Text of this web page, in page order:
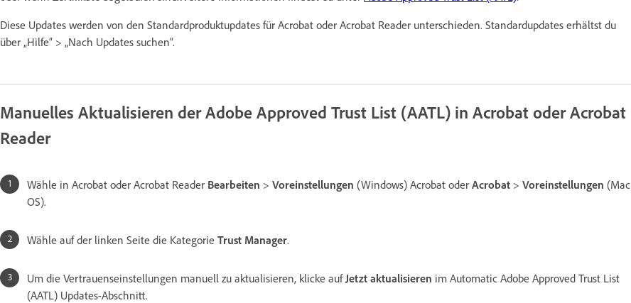
Diese Updates werden von den Standardproduktupdates für Acrobat oder Acrobat Reader unterschieden. Standardupdates erhältst du
über „Hilfe“ > „Nach Updates suchen“.
Manuelles Aktualisieren der Adobe Approved Trust List (AATL) in Acrobat oder Acrobat
Reader
Wähle in Acrobat oder Acrobat Reader Bearbeiten > Voreinstellungen (Windows) Acrobat oder Acrobat > Voreinstellungen (Mac
OS).
Wähle auf der linken Seite die Kategorie Trust Manager.
Um die Vertrauenseinstellungen manuell zu aktualisieren, klicke auf Jetzt aktualisieren im Automatic Adobe Approved Trust List
(AATL) Updates-Abschnitt.